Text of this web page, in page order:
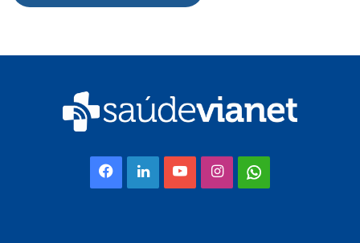
Facebook
LinkedinYouTubeInstagram